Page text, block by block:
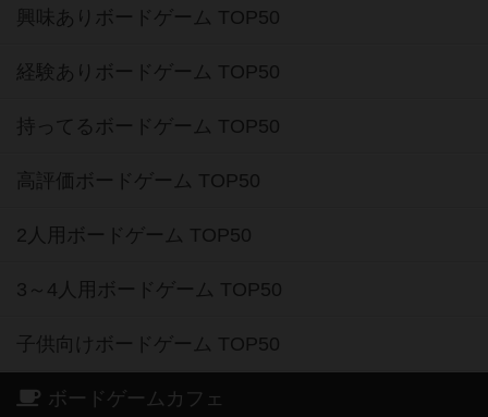
興味ありボードゲーム TOP50
経験ありボードゲーム TOP50
持ってるボードゲーム TOP50
高評価ボードゲーム TOP50
2人用ボードゲーム TOP50
3～4人用ボードゲーム TOP50
子供向けボードゲーム TOP50
ボードゲームカフェ